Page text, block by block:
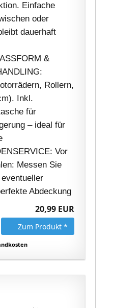
Einfache
oder
dauerhaft
&
Rollern,
Inkl.
für
– ideal für
Vor
Messen Sie
Abdeckung
20,99 EUR
Zum Produkt *